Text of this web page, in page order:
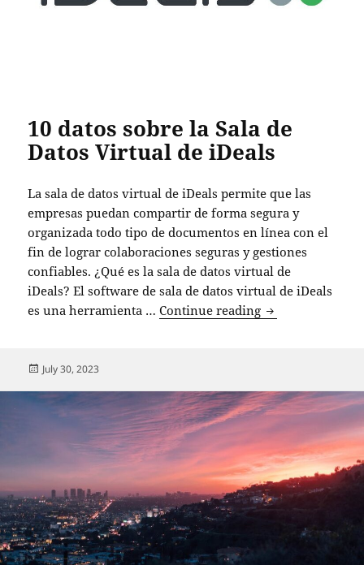
10 datos sobre la Sala de
Datos Virtual de iDeals
La sala de datos virtual de iDeals permite que las
empresas puedan compartir de forma segura y
organizada todo tipo de documentos en línea con el
fin de lograr colaboraciones seguras y gestiones
confiables. ¿Qué es la sala de datos virtual de
iDeals? El software de sala de datos virtual de iDeals
es una herramienta …Continue reading 10 datos sobre
Posted
July 30, 2023